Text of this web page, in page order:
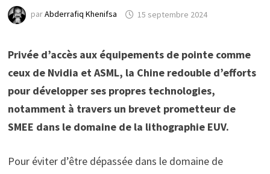
parAbderrafiq Khenifsa 15 septembre 2024
Privée d’accès aux équipements de pointe comme
ceux de Nvidia et ASML, la Chine redouble d’efforts
pour développer ses propres technologies,
notamment à travers un brevet prometteur de
SMEE dans le domaine de la lithographie EUV.
Pour éviter d’être dépassée dans le domaine de